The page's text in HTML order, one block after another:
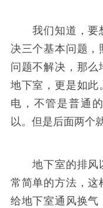
我们知道，要
决三个基本问题，
问题不解决，那么
地下室，更是如此
电，不管是普通
以。但是后面两个
地下室的排风
常简单的方法，这
给地下室通风换气